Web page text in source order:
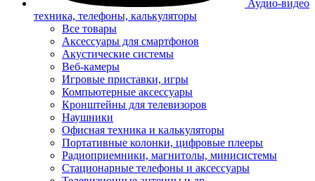
Аудио-видео
техника, телефоны, калькуляторы
Все товары
Аксессуары для смартфонов
Акустические системы
Веб-камеры
Игровые приставки, игры
Компьютерные аксессуары
Кронштейны для телевизоров
Наушники
Офисная техника и калькуляторы
Портативные колонки, цифровые плееры
Радиоприемники, магнитолы, минисистемы
Стационарные телефоны и аксессуары